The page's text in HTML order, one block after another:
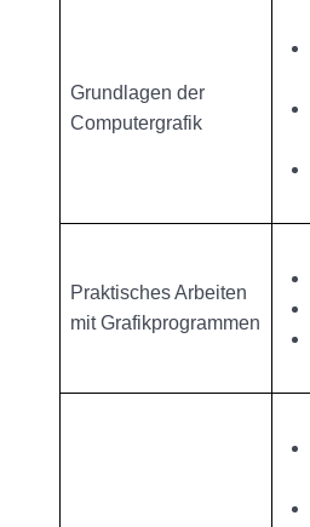
Grundlagen der
Computergrafik
Praktisches Arbeiten
mit Grafikprogrammen